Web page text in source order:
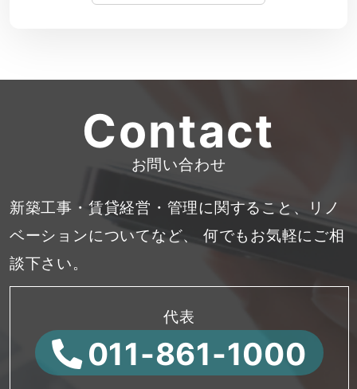
Contact
お問い合わせ
新築工事・賃貸経営・管理に関すること、リノ
ベーションについてなど、
何でもお気軽にご相
談下さい。
代表
011-861-1000